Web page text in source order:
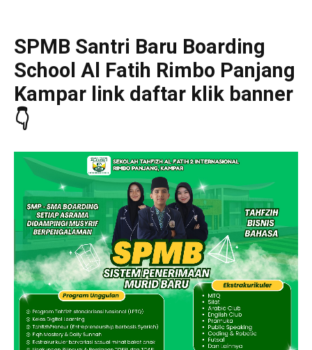
SPMB Santri Baru Boarding
School Al Fatih Rimbo Panjang
Kampar link daftar klik banner
👇